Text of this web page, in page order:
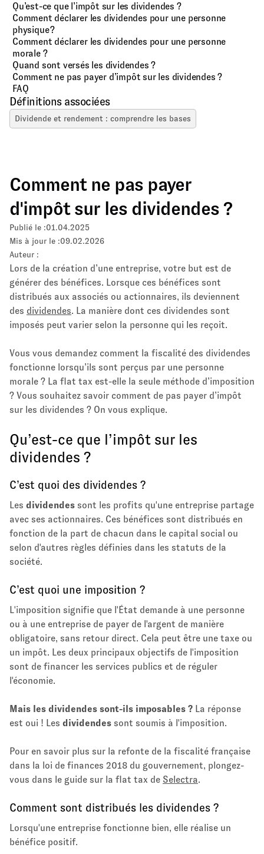
Qu’est-ce que l’impôt sur les dividendes ?
Comment déclarer les dividendes pour une personne
physique ?
Comment déclarer les dividendes pour une personne
morale ?
Quand sont versés les dividendes ?
Comment ne pas payer d’impôt sur les dividendes ?
FAQ
Définitions associées
Dividende et rendement : comprendre les bases
Comment ne pas payer
d'impôt sur les dividendes ?
Publié le :01.04.2025
Mis à jour le :09.02.2026
Auteur :
Lors de la création d’une entreprise, votre but est de
générer des bénéfices. Lorsque ces bénéfices sont
distribués aux associés ou actionnaires, ils deviennent
des dividendes. La manière dont ces dividendes sont
imposés peut varier selon la personne qui les reçoit.
Vous vous demandez comment la fiscalité des dividendes
fonctionne lorsqu’ils sont perçus par une personne
morale ? La flat tax est-elle la seule méthode d’imposition
? Vous souhaitez savoir comment de pas payer d’impôt
sur les dividendes ? On vous explique.
Qu’est-ce que l’impôt sur les
dividendes ?
C’est quoi des dividendes ?
Les dividendes sont les profits qu'une entreprise partage
avec ses actionnaires. Ces bénéfices sont distribués en
fonction de la part de chacun dans le capital social ou
selon d'autres règles définies dans les statuts de la
société.
C’est quoi une imposition ?
L'imposition signifie que l'État demande à une personne
ou à une entreprise de payer de l'argent de manière
obligatoire, sans retour direct. Cela peut être une taxe ou
un impôt. Les deux principaux objectifs de l'imposition
sont de financer les services publics et de réguler
l'économie.
Mais les dividendes sont-ils imposables ? La réponse
est oui ! Les dividendes sont soumis à l'imposition.
Pour en savoir plus sur la refonte de la fiscalité française
dans la loi de finances 2018 du gouvernement, plongez-
vous dans le guide sur la flat tax de Selectra.
Comment sont distribués les dividendes ?
Lorsqu'une entreprise fonctionne bien, elle réalise un
bénéfice positif.